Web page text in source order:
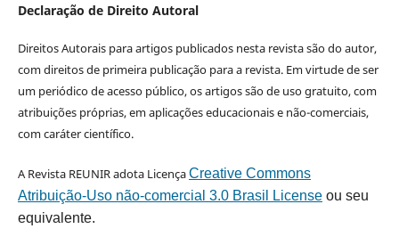
Declaração de Direito Autoral
Direitos Autorais para artigos publicados nesta revista são do autor,
com direitos de primeira publicação para a revista. Em virtude de ser
um periódico de acesso público, os artigos são de uso gratuito, com
atribuições próprias, em aplicações educacionais e não-comerciais,
com caráter científico.
A Revista REUNIR adota LicençaCreative Commons
Atribuição-Uso não-comercial 3.0 Brasil Licenseou seu
equivalente.